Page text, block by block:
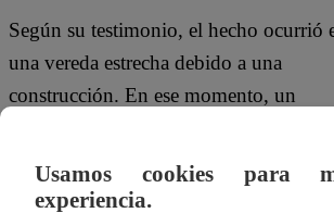
Según su testimonio, el hecho ocurrió
una vereda estrecha debido a una
construcción. En ese momento, un
Chirinos Parreño, de
años, le habría dicho frases obscenas y
Usamos cookies para
experiencia.